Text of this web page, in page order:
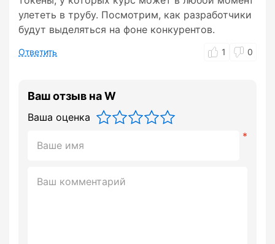
улететь в трубу. Посмотрим, как разработчики
будут выделяться на фоне конкурентов.
Ответить 1 0
Ваш отзыв на W
Ваша оценка